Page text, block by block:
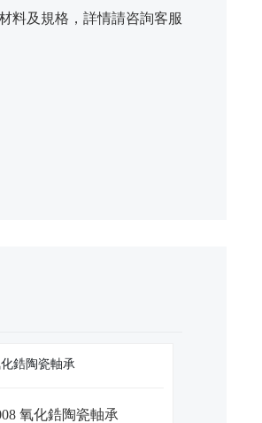
料及規格，詳情請咨詢客服
氧化鋯陶瓷軸承